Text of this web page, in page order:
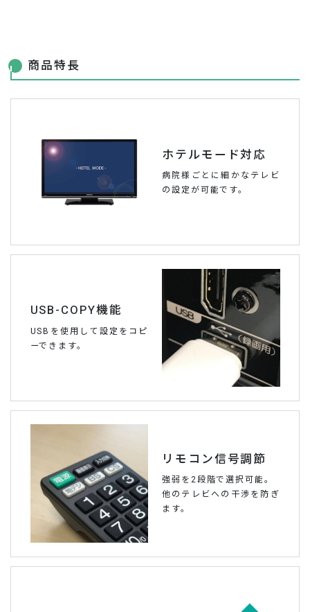
商品特長
ホテルモード対応
病院様ごとに細かなテレビ
の設定が可能です。
USB-COPY機能
USBを使用して設定をコピ
ーできます。
リモコン信号調節
強弱を2段階で選択可能。
他のテレビへの干渉を防ぎ
ます。